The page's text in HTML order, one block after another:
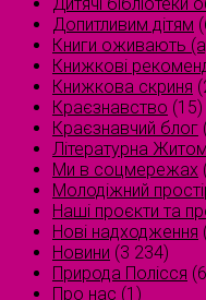
Допитливим дітям
Книги оживають
Книжкові
Книжкова скриня
Краєзнавство (15)
Краєзнавчий блог
Літературна
Ми в соцмережах
Молодіжний
Наші проєкти та
Нові надходження
Новини (3 234)
Природа Полісся
Про нас (1)